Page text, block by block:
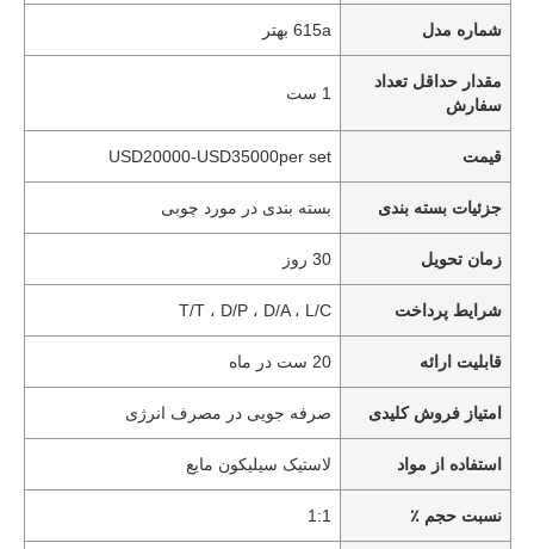
شماره مدل 615a بهتر
مقدار حداقل تعداد
سفارش
1 ست
قیمت USD20000-USD35000per set
جزئیات بسته بندی بسته بندی در مورد چوبی
زمان تحویل 30 روز
شرایط پرداخت T/T ، D/P ، D/A ، L/C
قابلیت ارائه 20 ست در ماه
امتیاز فروش کلیدی صرفه جویی در مصرف انرژی
استفاده از مواد لاستیک سیلیکون مایع
نسبت حجم ٪ 1:1